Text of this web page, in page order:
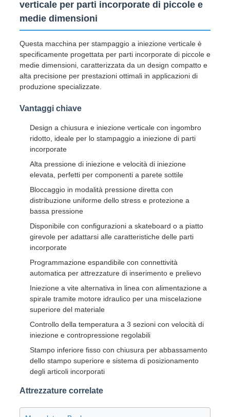
verticale per parti incorporate di piccole e
medie dimensioni
Questa macchina per stampaggio a iniezione verticale è
specificamente progettata per parti incorporate di piccole e
medie dimensioni, caratterizzata da un design compatto e
alta precisione per prestazioni ottimali in applicazioni di
produzione specializzate.
Vantaggi chiave
Design a chiusura e iniezione verticale con ingombro
ridotto, ideale per lo stampaggio a iniezione di parti
incorporate
Alta pressione di iniezione e velocità di iniezione
elevata, perfetti per componenti a parete sottile
Bloccaggio in modalità pressione diretta con
distribuzione uniforme dello stress e protezione a
bassa pressione
Disponibile con configurazioni a skateboard o a piatto
girevole per adattarsi alle caratteristiche delle parti
incorporate
Programmazione espandibile con connettività
automatica per attrezzature di inserimento e prelievo
Iniezione a vite alternativa in linea con alimentazione a
spirale tramite motore idraulico per una miscelazione
superiore del materiale
Controllo della temperatura a 3 sezioni con velocità di
iniezione e contropressione regolabili
Stampo inferiore fisso con chiusura per abbassamento
dello stampo superiore e sistema di posizionamento
degli articoli incorporati
Attrezzature correlate